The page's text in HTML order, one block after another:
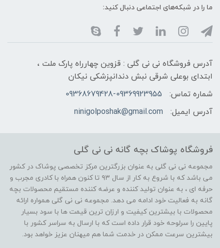
ما را در شبکه‌های اجتماعی دنبال کنید:
آدرس فروشگاه نی نی گلی : قزوین چهارراه پارک ملت ،
ابتدای بوعلی شرقی نبش دندانپزشکی نیکان
شماره تماس:
09368679428-09369923955
آدرس ایمیل:
ninigolposhak@gmail.com
فروشگاه پوشاک بچه گانه نی نی گلی
مجموعه نی نی گلی به عنوان بزرگترین مرکز تخصصی پوشاک در کشور
می باشد که با شروع به کار از سال ۹۳ تا کنون همراه با کادری مجرب و
حرفه ای ، به عنوان تولید کننده و عرضه کننده مستقیم محصولات بچه
گانه به فعالیت خود ادامه می دهد. مجموعه نی نی گلی همواره ارائه
محصولات با بیشترین کیفیت و ارزان ترین قیمت ها با سود بسیار
پایین را سرلوحه خود قرار داده است که با ارسال به سراسر کشور با
بیشترین سرعت ممکن در خدمت شما هم میهنان عزیز خواهد بود.